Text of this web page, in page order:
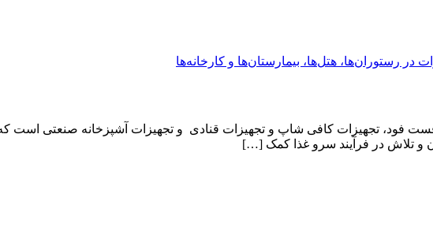
فود، تجهیزات کافی‌ شاپ‌ و تجهیزات قنادی و تجهیزات آشپزخانه صنعتی است
و تلاش در فرآیند سرو غذا کمک […]